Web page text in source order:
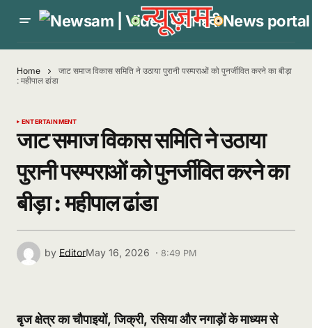
Home
जाट समाज विकास समिति ने उठाया पुरानी परम्पराओं को पुनर्जीवित करने का बीड़ा
: महीपाल ढांडा
ENTERTAINMENT
जाट समाज विकास समिति ने उठाया
पुरानी परम्पराओं को पुनर्जीवित करने का
बीड़ा : महीपाल ढांडा
by EditorMay 16, 2026 · 8:49 PM
बृज क्षेत्र का चौपाइयों, जिक्री, रसिया और नगाड़ों के माध्यम से